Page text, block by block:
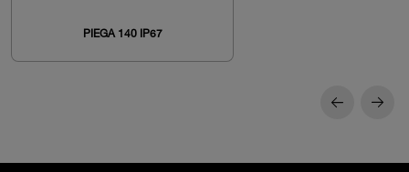
PIEGA 140 IP67